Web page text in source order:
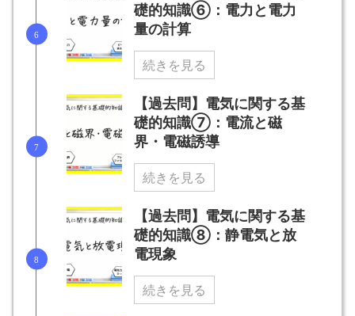
礎的知識⑥：電力と電力
量の計算
続きを見る
【過去問】電気に関する基
礎的知識⑦：電流と磁
界・電磁誘導
続きを見る
【過去問】電気に関する基
礎的知識⑧：静電気と放
電現象
続きを見る